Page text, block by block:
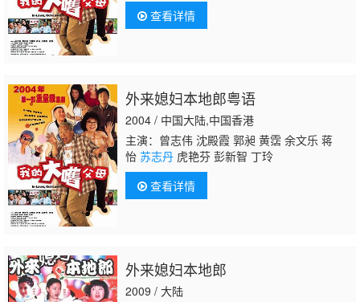
查看详情
外来媳妇本地郎粤语
2004 / 中国大陆,中国香港
主演：曾志伟 沈殿霞 郭昶 黄霑 余文乐 蒋
怡 苏志丹虎艳芬 彭新智 丁玲
查看详情
外来媳妇本地郎
2009 / 大陆